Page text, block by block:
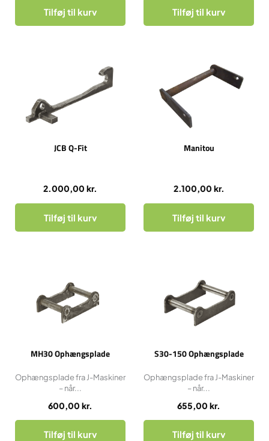
Tilføj til kurv Tilføj til kurv
JCB Q-Fit
2.000,00 kr.
Tilføj til kurv
Manitou
2.100,00 kr.
Tilføj til kurv
MH30 Ophængsplade
600,00 kr.
Ophængsplade fra J-Maskiner
– når...
Tilføj til kurv
S30-150 Ophængsplade
655,00 kr.
Ophængsplade fra J-Maskiner
– når...
Tilføj til kurv